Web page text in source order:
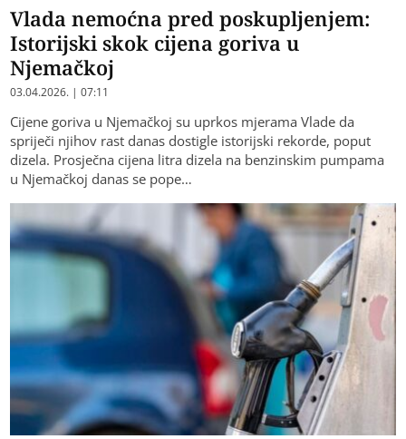
Vlada nemoćna pred poskupljenjem:
Istorijski skok cijena goriva u
Njemačkoj
03.04.2026. | 07:11
Cijene goriva u Njemačkoj su uprkos mjerama Vlade da
spriječi njihov rast danas dostigle istorijski rekorde, poput
dizela. Prosječna cijena litra dizela na benzinskim pumpama
u Njemačkoj danas se pope…